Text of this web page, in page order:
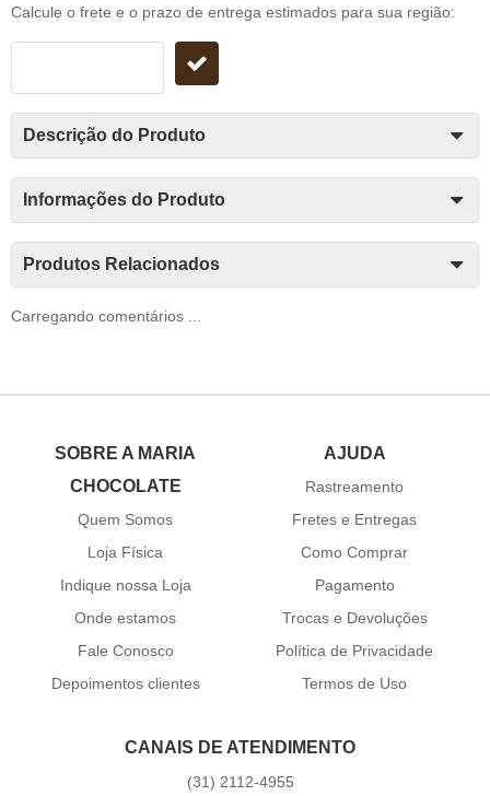
Calcule o frete e o prazo de entrega estimados para sua região:
Descrição do Produto
Informações do Produto
Produtos Relacionados
Carregando comentários ...
SOBRE A MARIA
CHOCOLATE
Quem Somos
Loja Física
Indique nossa Loja
Onde estamos
Fale Conosco
Depoimentos clientes
AJUDA
Rastreamento
Fretes e Entregas
Como Comprar
Pagamento
Trocas e Devoluções
Política de Privacidade
Termos de Uso
CANAIS DE ATENDIMENTO
(31) 2112-4955